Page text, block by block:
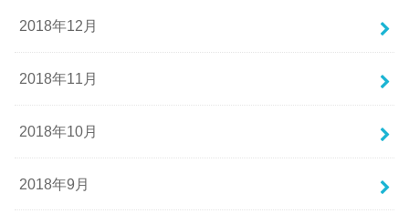
2018年12月
2018年11月
2018年10月
2018年9月